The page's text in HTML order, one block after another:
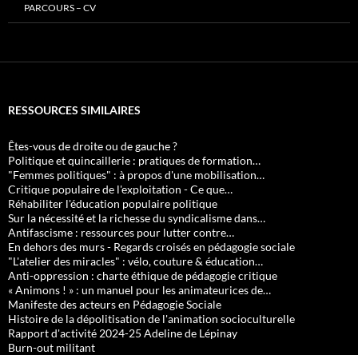
PARCOURS – CV
RESSOURCES SIMILAIRES
Êtes-vous de droite ou de gauche ?
Politique et quincaillerie : pratiques de formation…
"Femmes politiques" : à propos d'une mobilisation…
Critique populaire de l'exploitation - Ce que…
Réhabiliter l'éducation populaire politique
Sur la nécessité et la richesse du syndicalisme dans…
Antifascisme : ressources pour lutter contre…
En dehors des murs - Regards croisés en pédagogie sociale
"L'atelier des miracles" : vélo, couture & éducation…
Anti-oppression : charte éthique de pédagogie critique
« Animons ! » : un manuel pour les animateurices de…
Manifeste des acteurs en Pédagogie Sociale
Histoire de la dépolitisation de l'animation socioculturelle
Rapport d'activité 2024-25 Adeline de Lépinay
Burn-out militant